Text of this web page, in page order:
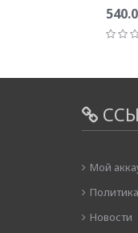
Мой
Политика
Новости